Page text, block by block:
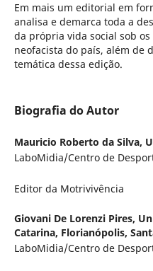
Em mais um editorial em
analisa e demarca toda a
da própria vida social sob
neofacista do país, além de
temática dessa edição.
Biografia do Autor
Mauricio Roberto da Silva,
LaboMidia/Centro de
Editor da Motrivivência
Giovani De Lorenzi Pires,
Catarina, Florianópolis,
LaboMidia/Centro de